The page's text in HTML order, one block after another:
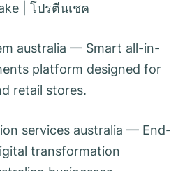
โปรตีนเชค
australia — Smart all-in-
platform designed for
retail stores.
services australia — End-
transformation